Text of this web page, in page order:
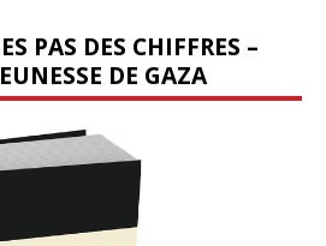
PAS DES CHIFFRES –
DE GAZA